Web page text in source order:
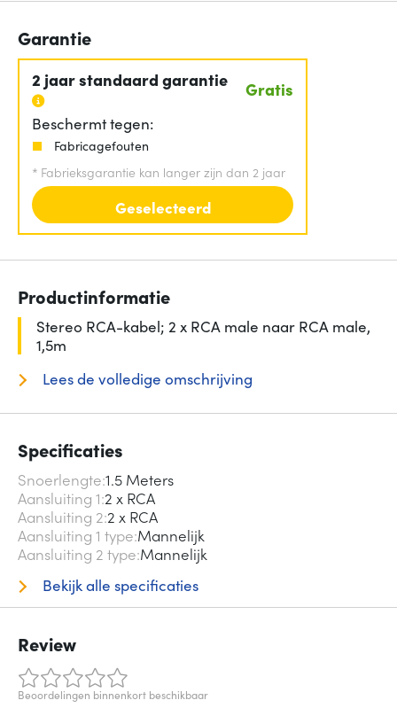
Garantie
2 jaar standaard garantie Gratis
Beschermt tegen:
Fabricagefouten
* Fabrieksgarantie kan langer zijn dan 2 jaar
Geselecteerd
Productinformatie
Stereo RCA-kabel; 2 x RCA male naar RCA male,
1,5m
Lees de volledige omschrijving
Specificaties
Snoerlengte 1.5 Meters
Aansluiting 1 2 x RCA
Aansluiting 2 2 x RCA
Aansluiting 1 type Mannelijk
Aansluiting 2 type Mannelijk
Bekijk alle specificaties
Review
Beoordelingen binnenkort beschikbaar